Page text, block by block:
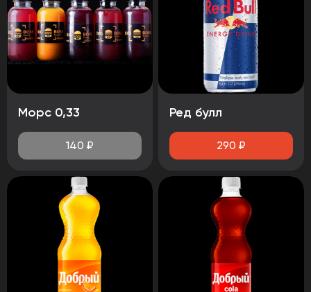
Морс 0,33
140 ₽
Ред булл
290 ₽